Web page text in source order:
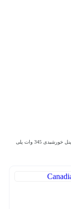
پنل خورشیدی 345 وات پلی